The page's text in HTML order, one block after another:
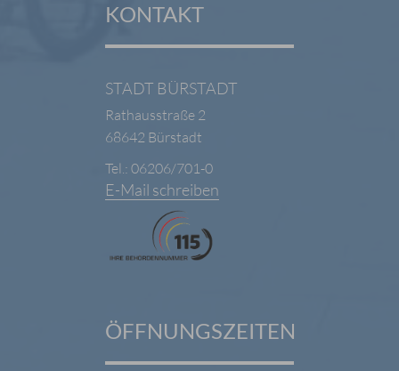
KONTAKT
STADT BÜRSTADT
Rathausstraße 2
68642 Bürstadt
Tel.: 06206/701-0
E-Mail schreiben
ÖFFNUNGSZEITEN